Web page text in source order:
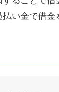
い金で借金